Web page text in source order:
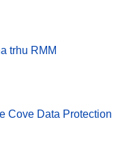
trhu RMM
Cove Data Protection